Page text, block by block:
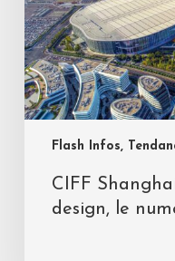
Flash Infos,
CIFF
design, le